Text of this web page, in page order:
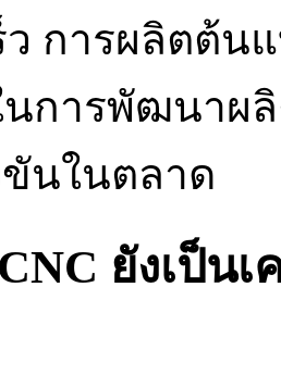
ว การผลิตต้น
นการพัฒนา
นในตลาด
ยังเป็น